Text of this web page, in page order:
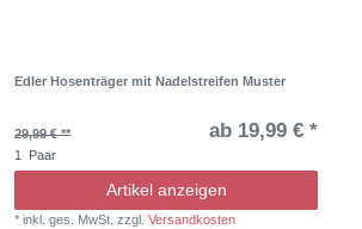
Edler Hosenträger mit Nadelstreifen Muster
29,99 € ** ab 19,99 € *
1 Paar
Artikel anzeigen
*inkl. ges. MwSt. zzgl.Versandkosten